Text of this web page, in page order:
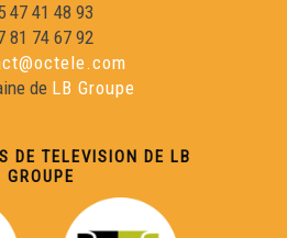
47 41 48 93
81 74 67 92
de LB Groupe
DE TELEVISION DE LB
GROUPE